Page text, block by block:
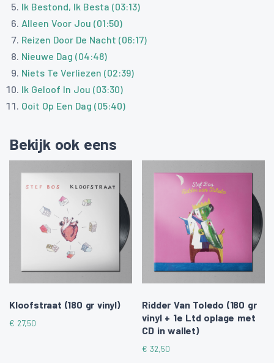
Ik Bestond, Ik Besta (03:13)
Alleen Voor Jou (01:50)
Reizen Door De Nacht (06:17)
Nieuwe Dag (04:48)
Niets Te Verliezen (02:39)
Ik Geloof In Jou (03:30)
Ooit Op Een Dag (05:40)
Bekijk ook eens
Kloofstraat (180 gr vinyl)
€ 27,50
Ridder Van Toledo (180 gr
vinyl + 1e Ltd oplage met
CD in wallet)
€ 32,50